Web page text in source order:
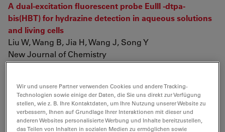
A dual-excitation fluorescent probe EuIII -dtpa-
bis(HBT) for hydrazine detection in aqueous solutions
and living cells
Liu W, Wang B, Jia H, Wang J, Song Y
New Journal of Chemistry
2019 vol: 43 (42) pp: 16478-16489
A new rhodium(I) NHC complex inhibits TrxR: In vitro
cytotoxicity and in vivo hepatocellular carcinoma
suppression
Fan R, Bian M, Hu L, Liu W
Wir und unsere Partner verwenden Cookies und andere Tracking-
Technologien sowie einige der Daten, die Sie uns direkt zur Verfügung
stellen, wie z. B. Ihre Kontaktdaten, um Ihre Nutzung unserer Website zu
verbessern, Ihnen auf Grundlage Ihrer Interaktionen mit dieser und
anderen Websites personalisierte Werbung und Inhalte bereitzustellen,
das Teilen von Inhalten in sozialen Medien zu ermöglichen sowie